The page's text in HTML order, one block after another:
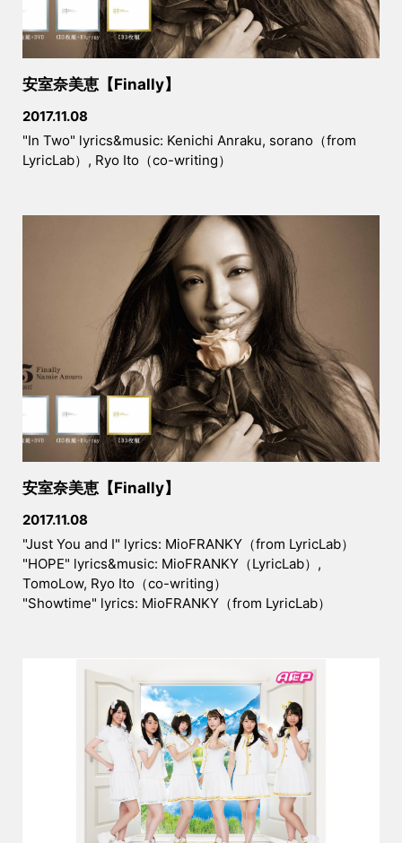
安室奈美恵【Finally】
2017.11.08
"In Two" lyrics&music: Kenichi Anraku, sorano（from
LyricLab）, Ryo Ito（co-writing）
安室奈美恵【Finally】
2017.11.08
"Just You and I" lyrics: MioFRANKY（from LyricLab）
"HOPE" lyrics&music: MioFRANKY（LyricLab）,
TomoLow, Ryo Ito（co-writing）
"Showtime" lyrics: MioFRANKY（from LyricLab）